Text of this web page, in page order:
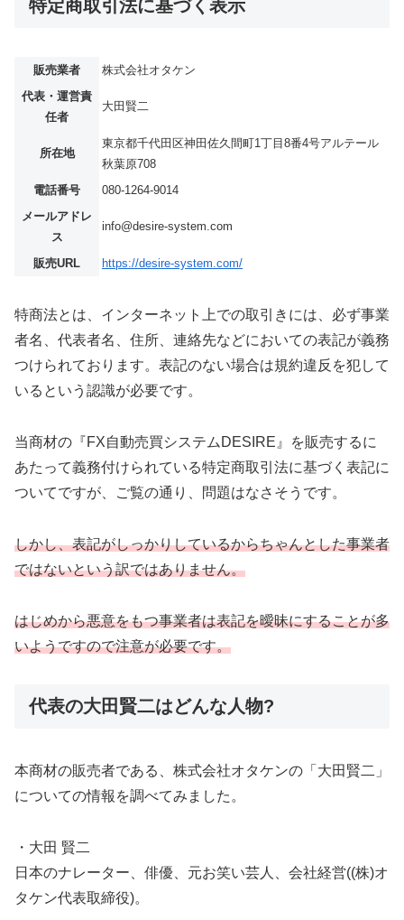
特定商取引法に基づく表示
販売業者
株式会社オタケン
代表・運営責
任者
大田賢二
所在地
東京都千代田区神田佐久間町1丁目8番4号アルテール
秋葉原708
電話番号
080-1264-9014
メールアドレ
ス
info@desire-system.com
販売URL https://desire-system.com/
特商法とは、インターネット上での取引きには、必ず事業
者名、代表者名、住所、連絡先などにおいての表記が義務
つけられております。表記のない場合は規約違反を犯して
いるという認識が必要です。
当商材の『FX自動売買システムDESIRE』を販売するに
あたって義務付けられている特定商取引法に基づく表記に
ついてですが、ご覧の通り、問題はなさそうです。
しかし、表記がしっかりしているからちゃんとした事業者
ではないという訳ではありません。
はじめから悪意をもつ事業者は表記を曖昧にすることが多
いようですので注意が必要です。
代表の大田賢二はどんな人物?
本商材の販売者である、株式会社オタケンの「大田賢二」
についての情報を調べてみました。
・大田 賢二
日本のナレーター、俳優、元お笑い芸人、会社経営((株)オ
タケン代表取締役)。